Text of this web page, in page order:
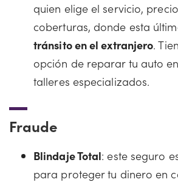
quien elige el servicio,
coberturas, donde esta
tránsito en el extranjero.
opción de reparar tu auto
talleres especializados.
Fraude
Blindaje Total: este seguro
para proteger tu dinero en